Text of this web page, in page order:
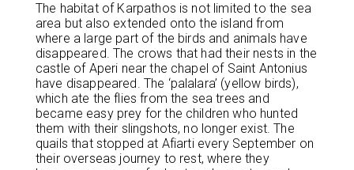
The habitat of Karpathos is not limited to the sea
area but also extended onto the island from
where a large part of the birds and animals have
disappeared. The crows that had their nests in the
castle of Aperi near the chapel of Saint Antonius
have disappeared. The ‘palalara’ (yellow birds),
which ate the flies from the sea trees and
became easy prey for the children who hunted
them with their slingshots, no longer exist. The
quails that stopped at Afiarti every September on
their overseas journey to rest, where they